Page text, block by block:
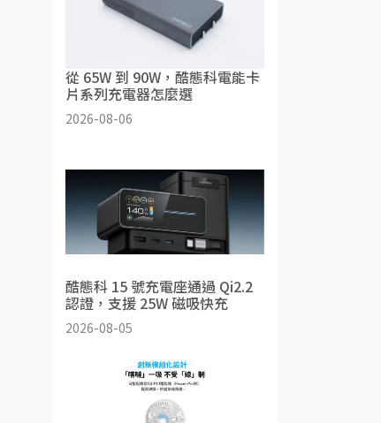
從 65W 到 90W，酷態科電能卡
片系列充電器怎麼選
2026-08-06
酷態科 15 號充電座通過 Qi2.2
認證，支援 25W 磁吸快充
2026-08-05